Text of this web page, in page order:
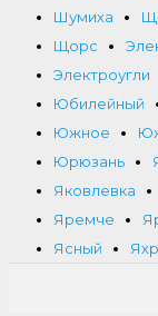
Шумиха
Щорс
Электроугли
Юбилейный
Южное
Юрюзань
Яковлевка
Яремче
Ясный